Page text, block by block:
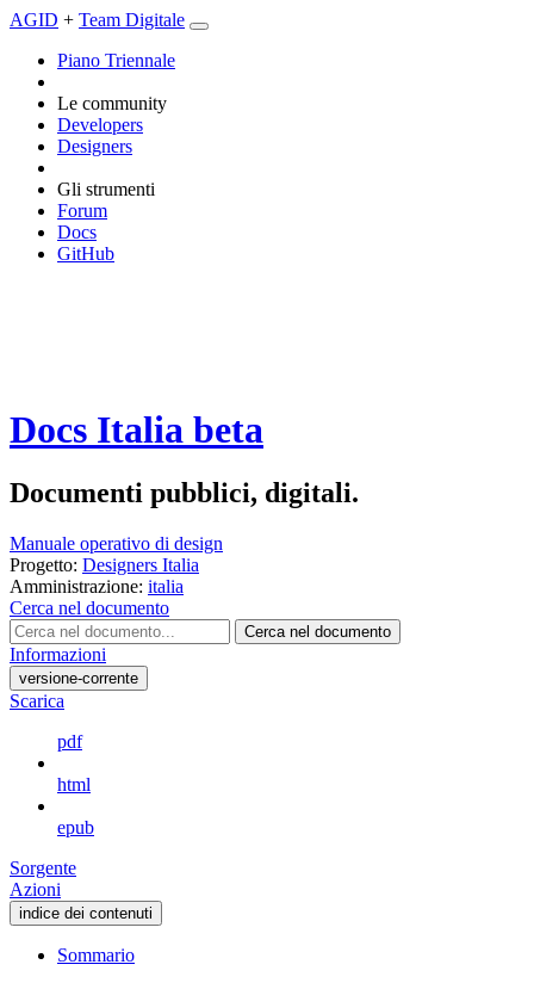
AGID + Team Digitale
Piano Triennale
Le community
Developers
Designers
Gli strumenti
Forum
Docs
GitHub
Docs Italia beta
Documenti pubblici, digitali.
Manuale operativo di design
Progetto: Designers Italia
Amministrazione: italia
Cerca nel documento
Cerca nel documento
Informazioni
versione-corrente
Scarica
pdf
html
epub
Sorgente
Azioni
indice dei contenuti
Sommario